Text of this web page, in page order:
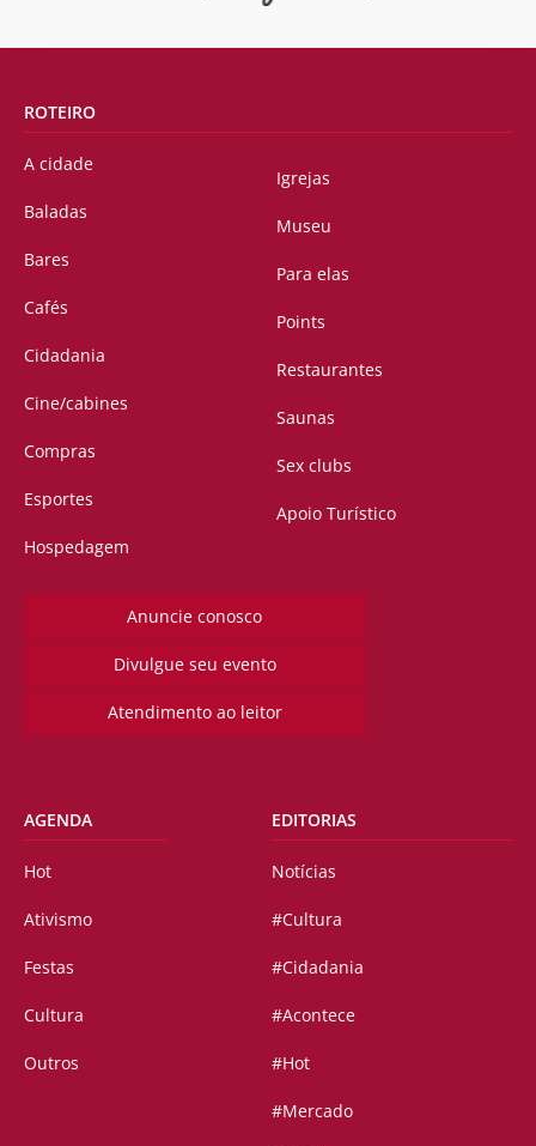
ROTEIRO
A cidade
Baladas
Bares
Cafés
Cidadania
Cine/cabines
Compras
Esportes
Hospedagem
Igrejas
Museu
Para elas
Points
Restaurantes
Saunas
Sex clubs
Apoio Turístico
Anuncie conosco
Divulgue seu evento
Atendimento ao leitor
AGENDA
Hot
Ativismo
Festas
Cultura
Outros
EDITORIAS
Notícias
#Cultura
#Cidadania
#Acontece
#Hot
#Mercado